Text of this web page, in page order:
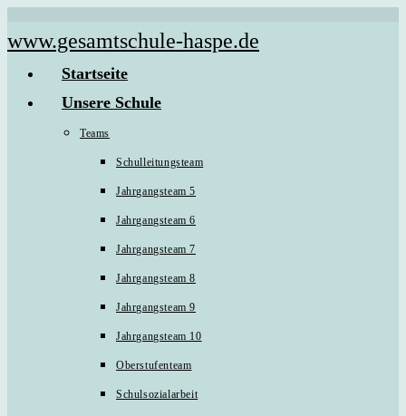
Inhalt
springen
www.gesamtschule-haspe.de
Startseite
Unsere Schule
Teams
Schulleitungsteam
Jahrgangsteam 5
Jahrgangsteam 6
Jahrgangsteam 7
Jahrgangsteam 8
Jahrgangsteam 9
Jahrgangsteam 10
Oberstufenteam
Schulsozialarbeit